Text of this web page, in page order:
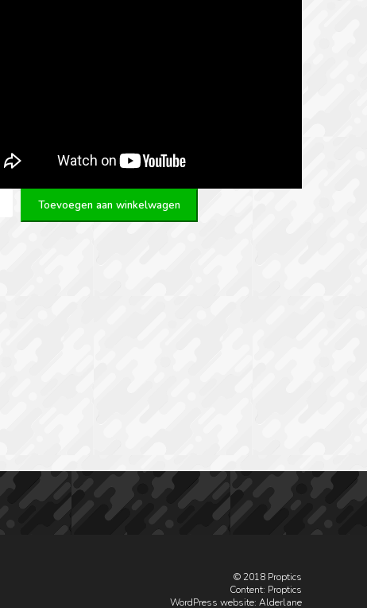
Toevoegen aan winkelwagen
© 2018 Proptics
Content: Proptics
WordPress website: Alderlane